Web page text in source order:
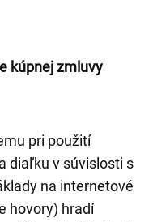
kúpnej zmluvy
pri použití
diaľku v súvislosti s
na internetové
hovory) hradí